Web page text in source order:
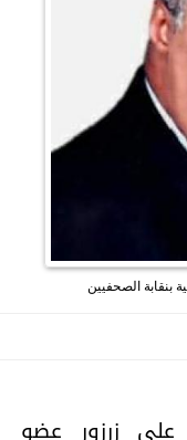
بنقابة الصحفيين
زرزور عضو